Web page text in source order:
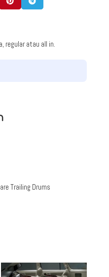
regular atau all in.
Trailing Drums